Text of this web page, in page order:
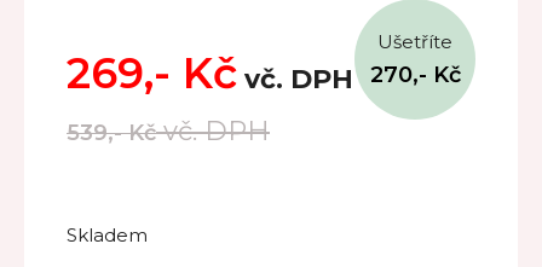
269,- Kč vč. DPH
539,-Kčvč. DPH
Ušetříte
270,- Kč
Skladem